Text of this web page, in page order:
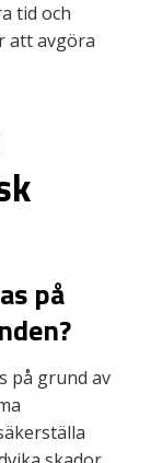
tid och
att avgöra
på
på grund av